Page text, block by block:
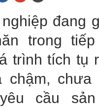
đang
trong
trình tích tụ
chậm, chưa
cầu